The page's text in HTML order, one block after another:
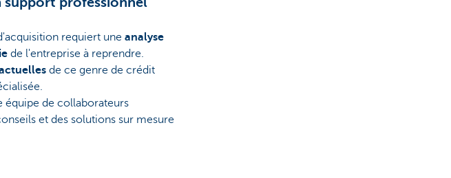
requiert une analyse
de l'entreprise à reprendre.
de ce genre de crédit
équipe de collaborateurs
et des solutions sur mesure